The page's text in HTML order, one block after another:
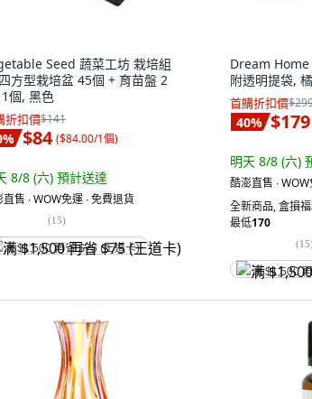
Seed 蔬菜工坊 栽培組
方型栽培盆 45個 + 育苗盤 2
個, 黑色
折扣價$141
% $84 ($84.00/1個)
8/8 (六) 預計送達
售 ∙ WOW免運 ∙ 免費退貨
(15)
满 $1,500 再省 $75 (王道卡)
Dream Home
附透明提袋,
首購折扣價
40% $179
明天 8/8 (六)
酷澎直售 ∙
全新商品,盒損
最低170
(15)
满 $1,500